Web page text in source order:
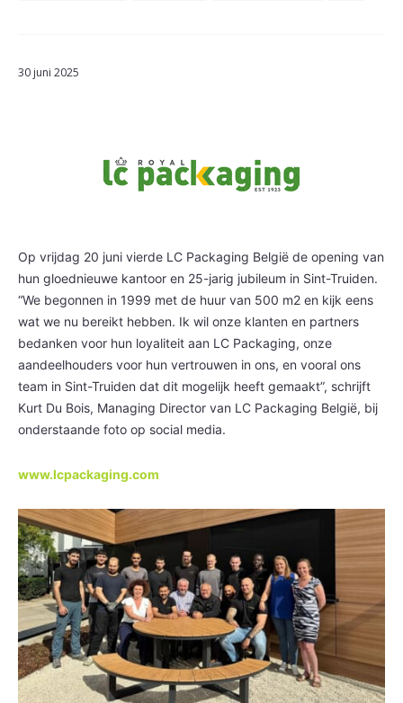
30 juni 2025
Op vrijdag 20 juni vierde LC Packaging België de opening van
hun gloednieuwe kantoor en 25-jarig jubileum in Sint-Truiden.
“We begonnen in 1999 met de huur van 500 m2 en kijk eens
wat we nu bereikt hebben. Ik wil onze klanten en partners
bedanken voor hun loyaliteit aan LC Packaging, onze
aandeelhouders voor hun vertrouwen in ons, en vooral ons
team in Sint-Truiden dat dit mogelijk heeft gemaakt”, schrijft
Kurt Du Bois, Managing Director van LC Packaging België, bij
onderstaande foto op social media.
www.lcpackaging.com